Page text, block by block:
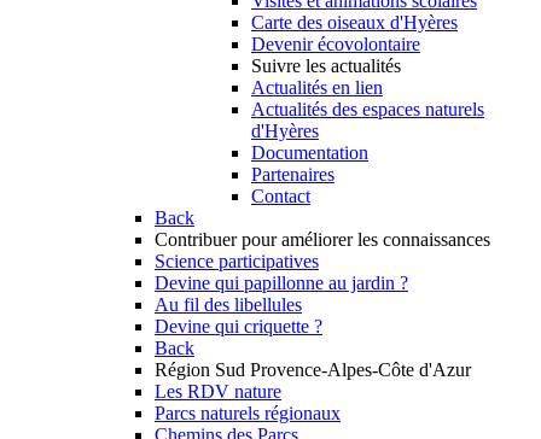
Carte des oiseaux d'Hyères
Devenir écovolontaire
Suivre les actualités
Actualités en lien
Actualités des espaces naturels
d'Hyères
Documentation
Partenaires
Contact
Back
Contribuer pour améliorer les connaissances
Science participatives
Devine qui papillonne au jardin ?
Au fil des libellules
Devine qui criquette ?
Back
Région Sud Provence-Alpes-Côte d'Azur
Les RDV nature
Parcs naturels régionaux
Chemins des Parcs